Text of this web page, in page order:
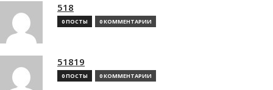
518
0 ПОСТЫ 0 КОММЕНТАРИИ
51819
0 ПОСТЫ 0 КОММЕНТАРИИ